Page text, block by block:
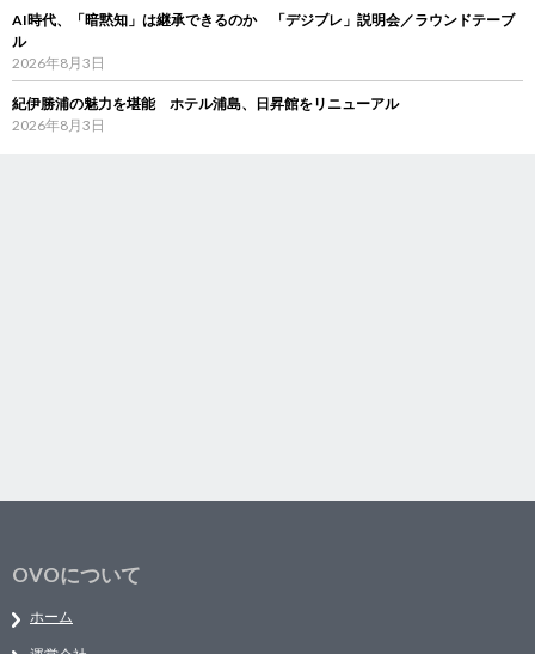
AI時代、「暗黙知」は継承できるのか 「デジブレ」説明会／ラウンドテーブ
ル
2026年8月3日
紀伊勝浦の魅力を堪能 ホテル浦島、日昇館をリニューアル
2026年8月3日
OVOについて
ホーム